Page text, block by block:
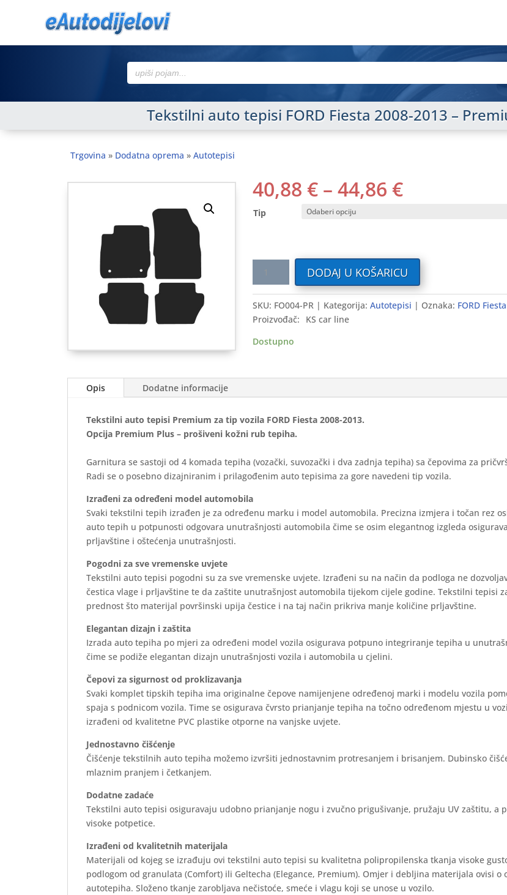
Search
for:
Tekstilni auto tepisi FORD Fiesta 2008-2013 –
Trgovina » Dodatna oprema »Autotepisi
40,88 € – 44,86 €RASPON
CIJENA:
44,86 €
Tip
tepisi
FORD
Fiesta
2008-
Premium
DODAJ U KOŠARICU
SKU: FO004-PR Kategorija: Autotepisi Oznaka: FORD
Proizvođač:
KS car line
Dostupno
Opis Dodatne informacije
Tekstilni auto tepisi Premium za tip vozila FORD Fiesta 2008-2013.
Opcija Premium Plus – prošiveni kožni rub tepiha.
Garnitura se sastoji od 4 komada tepiha (vozački, suvozački i dva zadnja tepiha) sa čepovima za
Radi se o posebno dizajniranim i prilagođenim auto tepisima za gore navedeni tip vozila.
Izrađeni za određeni model automobila
Svaki tekstilni tepih izrađen je za određenu marku i model automobila. Precizna izmjera i točan rez
auto tepih u potpunosti odgovara unutrašnjosti automobila čime se osim elegantnog izgleda
prljavštine i oštećenja unutrašnjosti.
Pogodni za sve vremenske uvjete
Tekstilni auto tepisi pogodni su za sve vremenske uvjete. Izrađeni su na način da podloga ne
čestica vlage i prljavštine te da zaštite unutrašnjost automobila tijekom cijele godine. Tekstilni tepisi
prednost što materijal površinski upija čestice i na taj način prikriva manje količine prljavštine.
Elegantan dizajn i zaštita
Izrada auto tepiha po mjeri za određeni model vozila osigurava potpuno integriranje tepiha u
čime se podiže elegantan dizajn unutrašnjosti vozila i automobila u cjelini.
Čepovi za sigurnost od proklizavanja
Svaki komplet tipskih tepiha ima originalne čepove namijenjene određenoj marki i modelu vozila
spaja s podnicom vozila. Time se osigurava čvrsto prianjanje tepiha na točno određenom mjestu u
izrađeni od kvalitetne PVC plastike otporne na vanjske uvjete.
Jednostavno čišćenje
Čišćenje tekstilnih auto tepiha možemo izvršiti jednostavnim protresanjem i brisanjem. Dubinsko
mlaznim pranjem i četkanjem.
Dodatne zadaće
Tekstilni auto tepisi osiguravaju udobno prianjanje nogu i zvučno prigušivanje, pružaju UV zaštitu, a
visoke potpetice.
Izrađeni od kvalitetnih materijala
Materijali od kojeg se izrađuju ovi tekstilni auto tepisi su kvalitetna polipropilenska tkanja visoke
podlogom od granulata (Comfort) ili Geltecha (Elegance, Premium). Omjer i debljina materijala ovisi o
autotepiha. Složeno tkanje zarobljava nečistoće, smeće i vlagu koji se unose u vozilo.